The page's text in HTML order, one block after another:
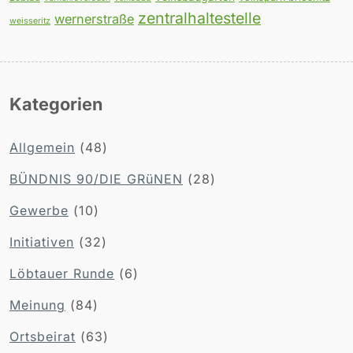
weisseritz wernerstraße zentralhaltestelle
Kategorien
Allgemein (48)
BÜNDNIS 90/DIE GRüNEN (28)
Gewerbe (10)
Initiativen (32)
Löbtauer Runde (6)
Meinung (84)
Ortsbeirat (63)